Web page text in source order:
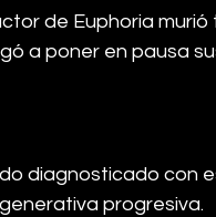
de Euphoria
a poner en pausa
diagnosticado con
progresiva.